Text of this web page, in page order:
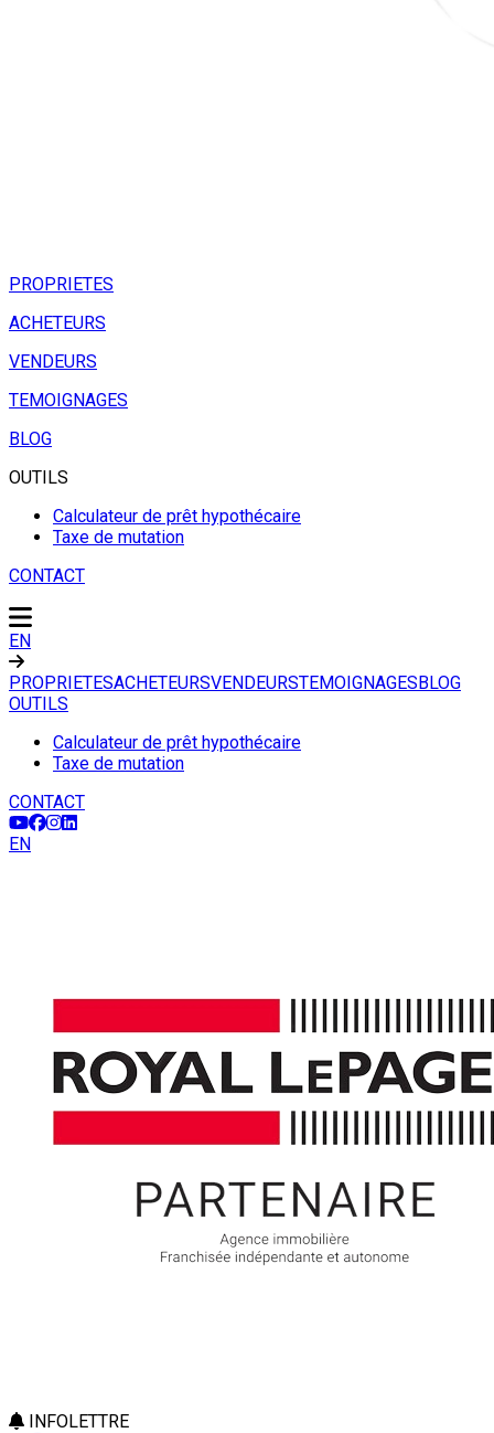
PROPRIETES
ACHETEURS
VENDEURS
TEMOIGNAGES
BLOG
OUTILS
Calculateur de prêt hypothécaire
Taxe de mutation
CONTACT
EN
PROPRIETESACHETEURSVENDEURSTEMOIGNAGESBLOG
OUTILS
Calculateur de prêt hypothécaire
Taxe de mutation
CONTACT
EN
INFOLETTRE